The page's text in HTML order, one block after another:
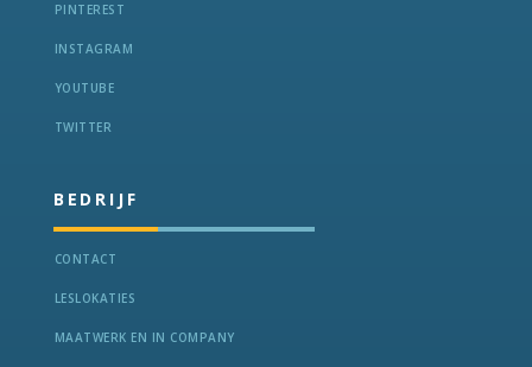
PINTEREST
INSTAGRAM
YOUTUBE
TWITTER
BEDRIJF
CONTACT
LESLOKATIES
MAATWERK EN IN COMPANY